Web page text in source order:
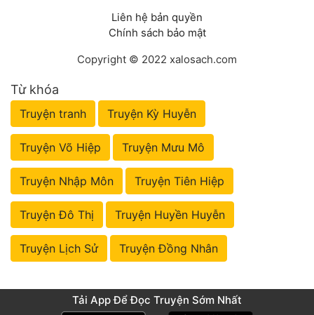
Liên hệ bản quyền
Chính sách bảo mật
Copyright © 2022 xalosach.com
Từ khóa
Truyện tranh Truyện Kỳ Huyễn
Truyện Võ Hiệp Truyện Mưu Mô
Truyện Nhập Môn Truyện Tiên Hiệp
Truyện Đô Thị Truyện Huyền Huyễn
Truyện Lịch Sử Truyện Đồng Nhân
Tải App Để Đọc Truyện Sớm Nhất